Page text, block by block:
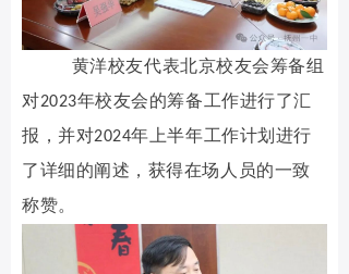
黄洋校友代表北京校友会筹备组
对2023年校友会的筹备工作进行了汇
报，并对2024年上半年工作计划进行
了详细的阐述，获得在场人员的一致
称赞。